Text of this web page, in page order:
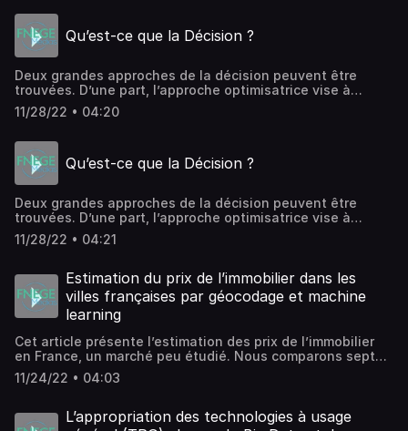
Europe évoque ce que l’avenir nous réserve. Dans le
deuxième épisode, il aborde l’impact du Big Data sur
l’économie, et explique dans le dernier pourquoi il est
Qu’est-ce que la Décision ?
Deux grandes approches de la décision peuvent être
trouvées. D’une part, l’approche optimisatrice vise à
trouver, grâce à des algorithmes, la meilleure des
solutions dans l’ensemble du champ des possibles. Dans
dans l’absolu. Le décideur ne joue pas de rôle. D’autre
part, l’approche cognitive initiée par H. Simon stipule
qu’en raison de limites exogènes et endogène, la
choix de la solution la plus satisfaisante parmi les options
disponibles au décideur.
11/28/22 • 04:20
Qu’est-ce que la Décision ?
Deux grandes approches de la décision peuvent être
trouvées. D’une part, l’approche optimisatrice vise à
trouver, grâce à des algorithmes, la meilleure des
solutions dans l’ensemble du champ des possibles. Dans
dans l’absolu. Le décideur ne joue pas de rôle. D’autre
part, l’approche cognitive initiée par H. Simon stipule
qu’en raison de limites exogènes et endogène, la
rationalité est limitée.
11/28/22 • 04:21
Estimation du prix de l’immobilier dans les
villes françaises par géocodage et machine
learning
Cet article présente l’estimation des prix de l’immobilier
en France, un marché peu étudié. Nous comparons sept
techniques d’apprentissage automatique populaires en
proposant une approche différente qui quantifie la
utiliser les caractéristiques de localisation géographique,
11/24/22 • 04:03
L’appropriation des technologies à usage